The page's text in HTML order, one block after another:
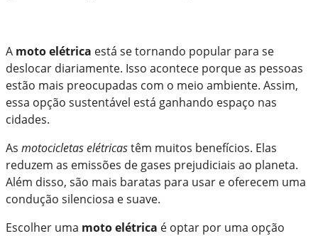
A moto elétrica está se tornando popular para se
deslocar diariamente. Isso acontece porque as pessoas
estão mais preocupadas com o meio ambiente. Assim,
essa opção sustentável está ganhando espaço nas
cidades.
As motocicletas elétricastêm muitos benefícios. Elas
reduzem as emissões de gases prejudiciais ao planeta.
Além disso, são mais baratas para usar e oferecem uma
condução silenciosa e suave.
Escolher uma moto elétrica é optar por uma opção